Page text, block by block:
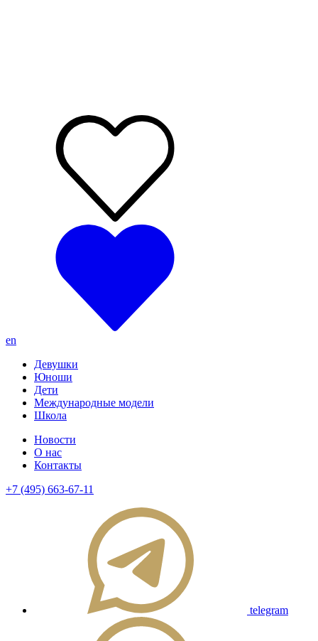
en
Девушки
Юноши
Дети
Международные модели
Школа
Новости
О нас
Контакты
+7 (495) 663-67-11
telegram